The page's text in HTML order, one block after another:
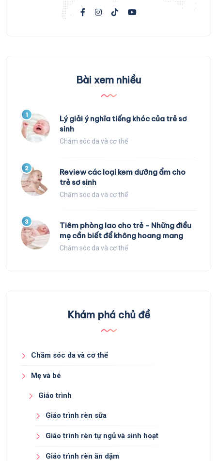
Bài xem nhiều
1
Lý giải ý nghĩa tiếng khóc của trẻ sơ
sinh
Chăm sóc da và cơ thể
2
Review các loại kem dưỡng ẩm cho
trẻ sơ sinh
Chăm sóc da và cơ thể
3
Tiêm phòng lao cho trẻ - Những điều
mẹ cần biết để không hoang mang
Chăm sóc da và cơ thể
Khám phá chủ đề
Chăm sóc da và cơ thể
Mẹ và bé
Giáo trình
Giáo trình rèn sữa
Giáo trình rèn tự ngủ và sinh hoạt
Giáo trình rèn ăn dặm